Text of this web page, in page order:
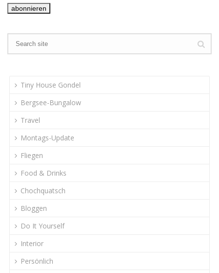
Tiny House Gondel
Bergsee-Bungalow
Travel
Montags-Update
Fliegen
Food & Drinks
Chochquatsch
Bloggen
Do It Yourself
Interior
Persönlich